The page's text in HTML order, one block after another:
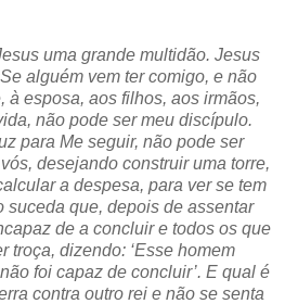
uma grande multidão. Jesus
alguém vem ter comigo, e não
à esposa, aos filhos, aos irmãos,
não pode ser meu discípulo.
para Me seguir, não pode ser
desejando construir uma torre,
a despesa, para ver se tem
suceda que, depois de assentar
de a concluir e todos os que
troça, dizendo: ‘Esse homem
foi capaz de concluir’. E qual é
contra outro rei e não se senta